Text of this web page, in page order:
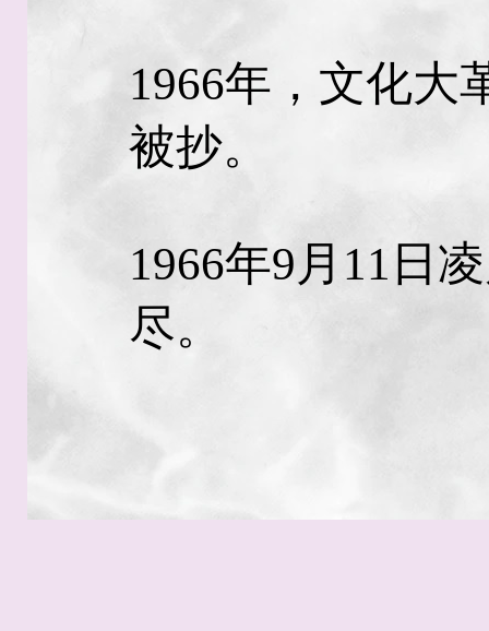
1966年，文化大
被抄。
1966年9月11日
尽。